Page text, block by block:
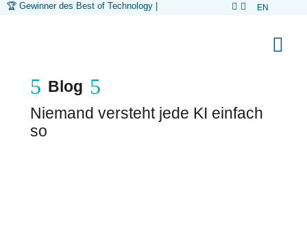
🏆 Gewinner des Best of Technology Aw   EN


5 Blog 5
Niemand versteht jede KI einfach
so